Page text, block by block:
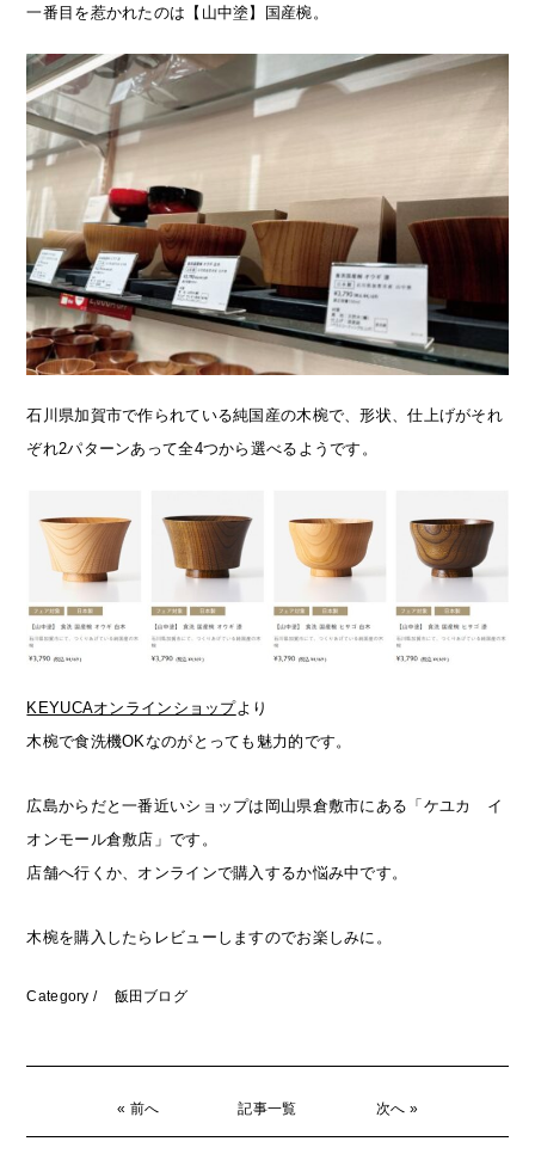
一番目を惹かれたのは【山中塗】国産椀。
石川県加賀市で作られている純国産の木椀で、形状、仕上げがそれ
ぞれ2パターンあって全4つから選べるようです。
KEYUCAオンラインショップより
木椀で食洗機OKなのがとっても魅力的です。
広島からだと一番近いショップは岡山県倉敷市にある「ケユカ イ
オンモール倉敷店」です。
店舗へ行くか、オンラインで購入するか悩み中です。
木椀を購入したらレビューしますのでお楽しみに。
Category / 飯田ブログ
« 前へ 記事一覧 次へ »